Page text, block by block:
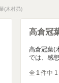
(木村昴)
高倉冠
高倉冠葉(
では、感
全 1件中